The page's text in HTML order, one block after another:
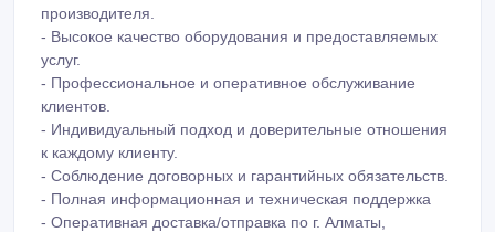
производителя.
- Высокое качество оборудования и предоставляемых
услуг.
- Профессиональное и оперативное обслуживание
клиентов.
- Индивидуальный подход и доверительные отношения
к каждому клиенту.
- Соблюдение договорных и гарантийных обязательств.
- Полная информационная и техническая поддержка
- Оперативная доставка/отправка по г. Алматы,